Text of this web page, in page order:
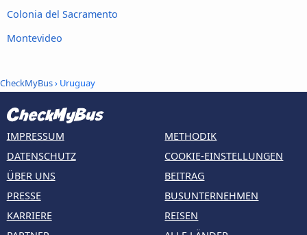
Colonia del Sacramento
Montevideo
CheckMyBus› Uruguay
IMPRESSUM
DATENSCHUTZ
ÜBER UNS
PRESSE
KARRIERE
METHODIK
COOKIE-EINSTELLUNGEN
BEITRAG
BUSUNTERNEHMEN
REISEN